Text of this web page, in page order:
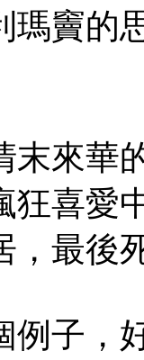
瑪竇的
末來華
狂喜愛
，最後
例子，